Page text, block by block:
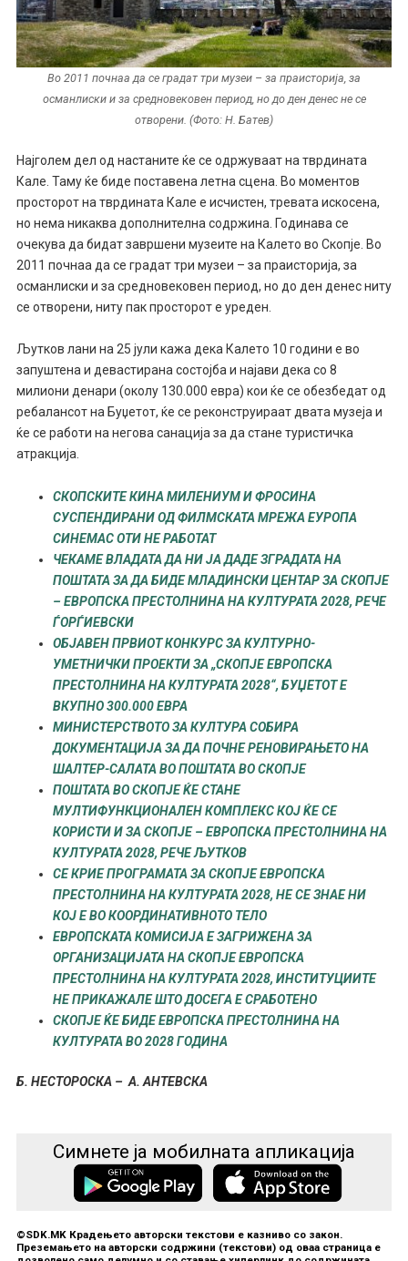
Во 2011 почнаа да се градат три музеи – за праисторија, за
османлиски и за средновековен период, но до ден денес не се
отворени. (Фото: Н. Батев)
Најголем дел од настаните ќе се одржуваат на тврдината
Кале. Таму ќе биде поставена летна сцена. Во моментов
просторот на тврдината Кале е исчистен, тревата искосена,
но нема никаква дополнителна содржина. Годинава се
очекува да бидат завршени музеите на Калето во Скопје. Во
2011 почнаа да се градат три музеи – за праисторија, за
османлиски и за средновековен период, но до ден денес ниту
се отворени, ниту пак просторот е уреден.
Љутков лани на 25 јули кажа дека Калето 10 години е во
запуштена и девастирана состојба и најави дека со 8
милиони денари (околу 130.000 евра) кои ќе се обезбедат од
ребалансот на Буџетот, ќе се реконструираат двата музеја и
ќе се работи на негова санација за да стане туристичка
атракција.
СКОПСКИТЕ КИНА МИЛЕНИУМ И ФРОСИНА
СУСПЕНДИРАНИ ОД ФИЛМСКАТА МРЕЖА ЕУРОПА
СИНЕМАС ОТИ НЕ РАБОТАТ
ЧЕКАМЕ ВЛАДАТА ДА НИ ЈА ДАДЕ ЗГРАДАТА НА
ПОШТАТА ЗА ДА БИДЕ МЛАДИНСКИ ЦЕНТАР ЗА СКОПЈЕ
– ЕВРОПСКА ПРЕСТОЛНИНА НА КУЛТУРАТА 2028, РЕЧЕ
ЃОРЃИЕВСКИ
ОБЈАВЕН ПРВИОТ КОНКУРС ЗА КУЛТУРНО-
УМЕТНИЧКИ ПРОЕКТИ ЗА „СКОПЈЕ ЕВРОПСКА
ПРЕСТОЛНИНА НА КУЛТУРАТА 2028“, БУЏЕТОТ Е
ВКУПНО 300.000 ЕВРА
МИНИСТЕРСТВОТО ЗА КУЛТУРА СОБИРА
ДОКУМЕНТАЦИЈА ЗА ДА ПОЧНЕ РЕНОВИРАЊЕТО НА
ШАЛТЕР-САЛАТА ВО ПОШТАТА ВО СКОПЈЕ
ПОШТАТА ВО СКОПЈЕ ЌЕ СТАНЕ
МУЛТИФУНКЦИОНАЛЕН КОМПЛЕКС КОЈ ЌЕ СЕ
КОРИСТИ И ЗА СКОПЈЕ – ЕВРОПСКА ПРЕСТОЛНИНА НА
КУЛТУРАТА 2028, РЕЧЕ ЉУТКОВ
СЕ КРИЕ ПРОГРАМАТА ЗА СКОПЈЕ ЕВРОПСКА
ПРЕСТОЛНИНА НА КУЛТУРАТА 2028, НЕ СЕ ЗНАЕ НИ
КОЈ Е ВО КООРДИНАТИВНОТО ТЕЛО
ЕВРОПСКАТА КОМИСИЈА Е ЗАГРИЖЕНА ЗА
ОРГАНИЗАЦИЈАТА НА СКОПЈЕ ЕВРОПСКА
ПРЕСТОЛНИНА НА КУЛТУРАТА 2028, ИНСТИТУЦИИТЕ
НЕ ПРИКАЖАЛЕ ШТО ДОСЕГА Е СРАБОТЕНО
СКОПЈЕ ЌЕ БИДЕ ЕВРОПСКА ПРЕСТОЛНИНА НА
КУЛТУРАТА ВО 2028 ГОДИНА
Б. НЕСТОРОСКА – А. АНТЕВСКА
Симнете ја мобилната апликација
©SDK.MK Крадењето авторски текстови е казниво со закон.
Преземањето на авторски содржини (текстови) од оваа страница е